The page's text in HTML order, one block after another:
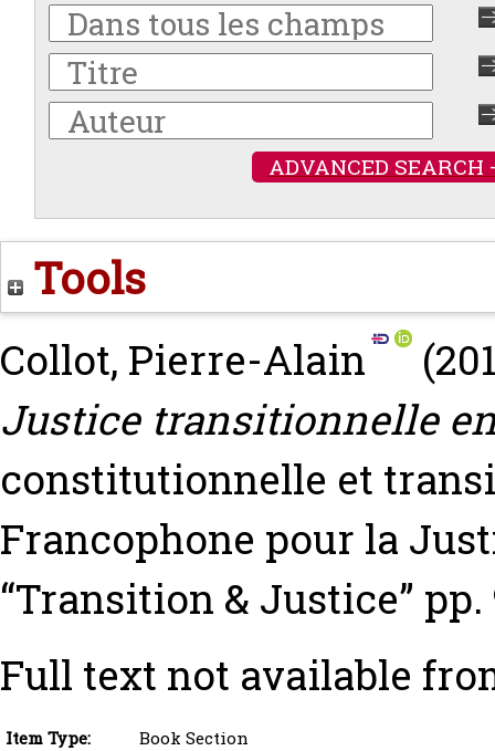
ADVANCED SEARCH
Tools
Collot, Pierre-Alain
Justice transitionnelle
constitutionnelle et
Francophone pour la
“Transition & Justice” pp.
Full text not available
Item Type:
Book Section